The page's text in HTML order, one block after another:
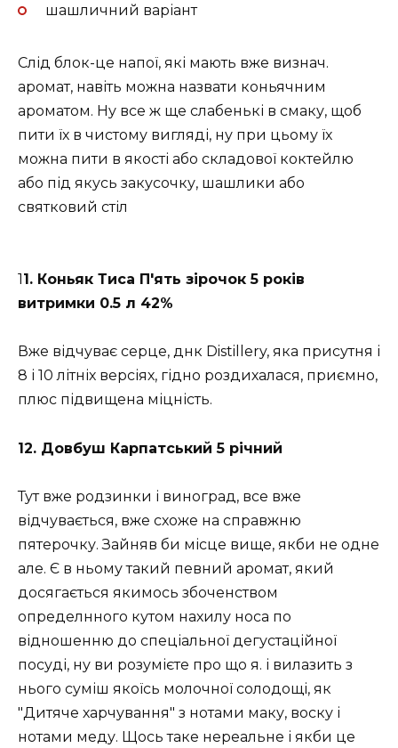
шашличний варіант
Слід блок-це напої, які мають вже визнач.
аромат, навіть можна назвати коньячним
ароматом. Ну все ж ще слабенькі в смаку, щоб
пити їх в чистому вигляді, ну при цьому їх
можна пити в якості або складової коктейлю
або під якусь закусочку, шашлики або
святковий стіл
1 1. Коньяк Тиса П'ять зірочок 5 років
витримки 0.5 л 42%
Вже відчуває серце, днк Distillery, яка присутня і
8 і 10 літніх версіях, гідно роздихалася, приємно,
плюс підвищена міцність.
12. Довбуш Карпатський 5 річний
Тут вже родзинки і виноград, все вже
відчувається, вже схоже на справжню
пятерочку. Зайняв би місце вище, якби не одне
але. Є в ньому такий певний аромат, який
досягається якимось збоченством
определнного кутом нахилу носа по
відношенню до спеціальної дегустаційної
посуді, ну ви розумієте про що я. і вилазить з
нього суміш якоїсь молочної солодощі, як
"Дитяче харчування" з нотами маку, воску і
нотами меду. Щось таке нереальне і якби це